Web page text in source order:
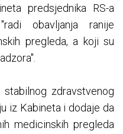
predsjednika RS-a
obavljanja ranije
pregleda, a koji su
zdravstvenog
iz Kabineta i dodaje da
medicinskih pregleda